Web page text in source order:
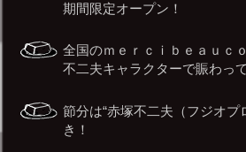
期間限定オープン！
全国のｍｅｒｃｉｂｅａｕｃ
不二夫キャラクターで賑わっ
節分は“赤塚不二夫（フジオプ
き！